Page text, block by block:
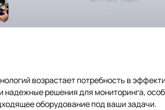
возрастает потребность в
надежные решения для мониторинга,
оборудование под ваши задачи.